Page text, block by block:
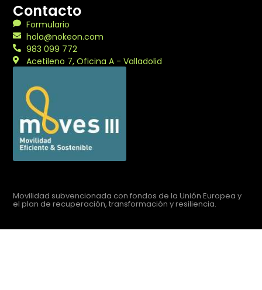
Contacto
Formulario
hola@nokeon.com
983 099 772
Acetileno 7, Oficina A - Valladolid
Movilidad subvencionada con fondos de la Unión Europea y
el plan de recuperación, transformación y resiliencia.